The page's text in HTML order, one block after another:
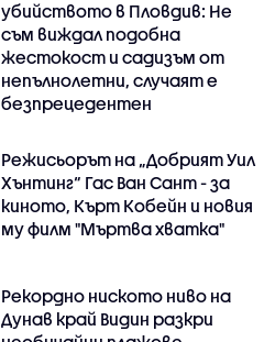
убийството в Пловдив: Не
съм виждал подобна
жестокост и садизъм от
непълнолетни, случаят е
безпрецедентен
Режисьорът на „Добрият Уил
Хънтинг“ Гас Ван Сант - за
киното, Кърт Кобейн и новия
му филм "Мъртва хватка"
Рекордно ниското ниво на
Дунав край Видин разкри